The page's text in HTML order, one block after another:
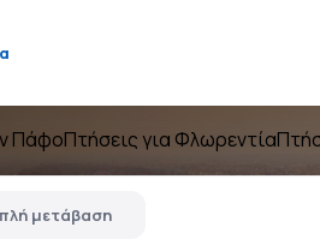
ΠάφοΠτήσεις για Φλωρεντία
μετάβαση